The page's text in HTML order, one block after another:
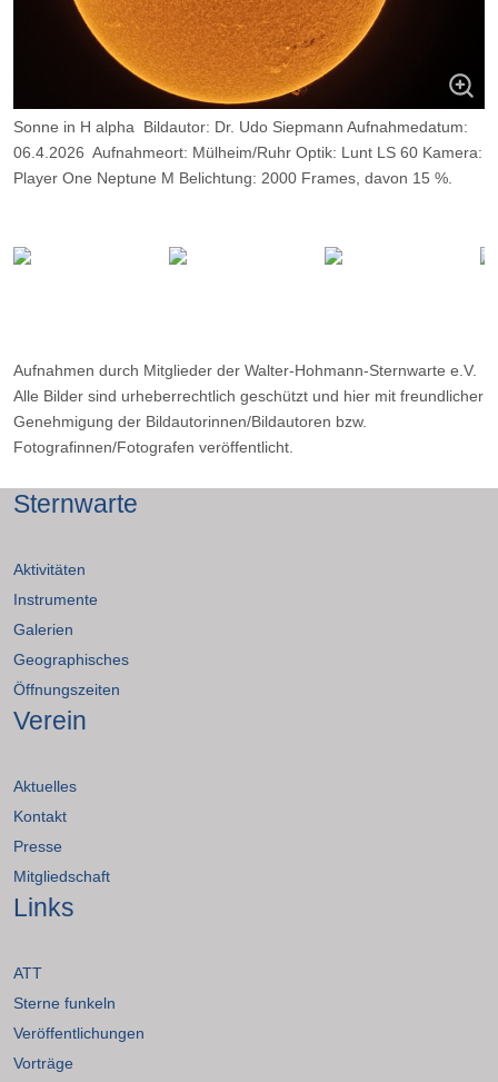
Sonne in H alpha Bildautor: Dr. Udo Siepmann Aufnahmedatum:
06.4.2026 Aufnahmeort: Mülheim/Ruhr Optik: Lunt LS 60 Kamera:
Player One Neptune M Belichtung: 2000 Frames, davon 15 %.
Aufnahmen durch Mitglieder der Walter-Hohmann-Sternwarte e.V.
Alle Bilder sind urheberrechtlich geschützt und hier mit freundlicher
Genehmigung der Bildautorinnen/Bildautoren bzw.
Fotografinnen/Fotografen veröffentlicht.
Sternwarte
Aktivitäten
Instrumente
Galerien
Geographisches
Öffnungszeiten
Verein
Aktuelles
Kontakt
Presse
Mitgliedschaft
Links
ATT
Sterne funkeln
Veröffentlichungen
Vorträge